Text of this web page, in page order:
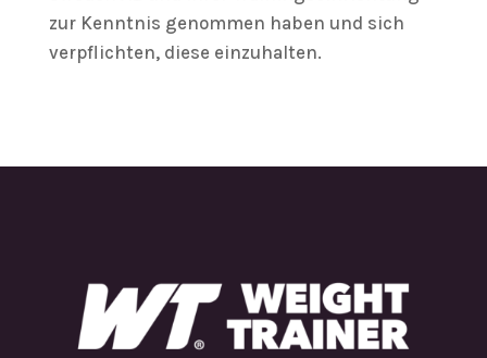
zur Kenntnis genommen haben und sich
verpflichten, diese einzuhalten.